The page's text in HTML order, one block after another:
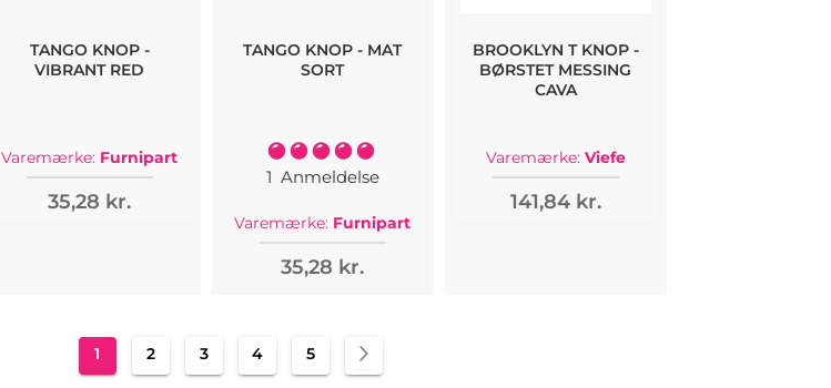
TANGO KNOP -
VIBRANT RED
Varemærke: Furnipart
35,28 kr.
TANGO KNOP - MAT
SORT
Bedømmelse:
100%
1 Anmeldelse
Varemærke: Furnipart
35,28 kr.
BROOKLYN T KNOP -
BØRSTET MESSING
CAVA
Varemærke: Viefe
141,84 kr.
SideDu læser i øjeblikket side
1 Side
2 Side
3 Side
4 Side
5